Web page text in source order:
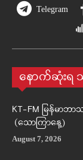
Telegram
နောက်ဆုံးရ
KT-FM မြန်မာ
(သောကြာနေ့)
August 7, 2026